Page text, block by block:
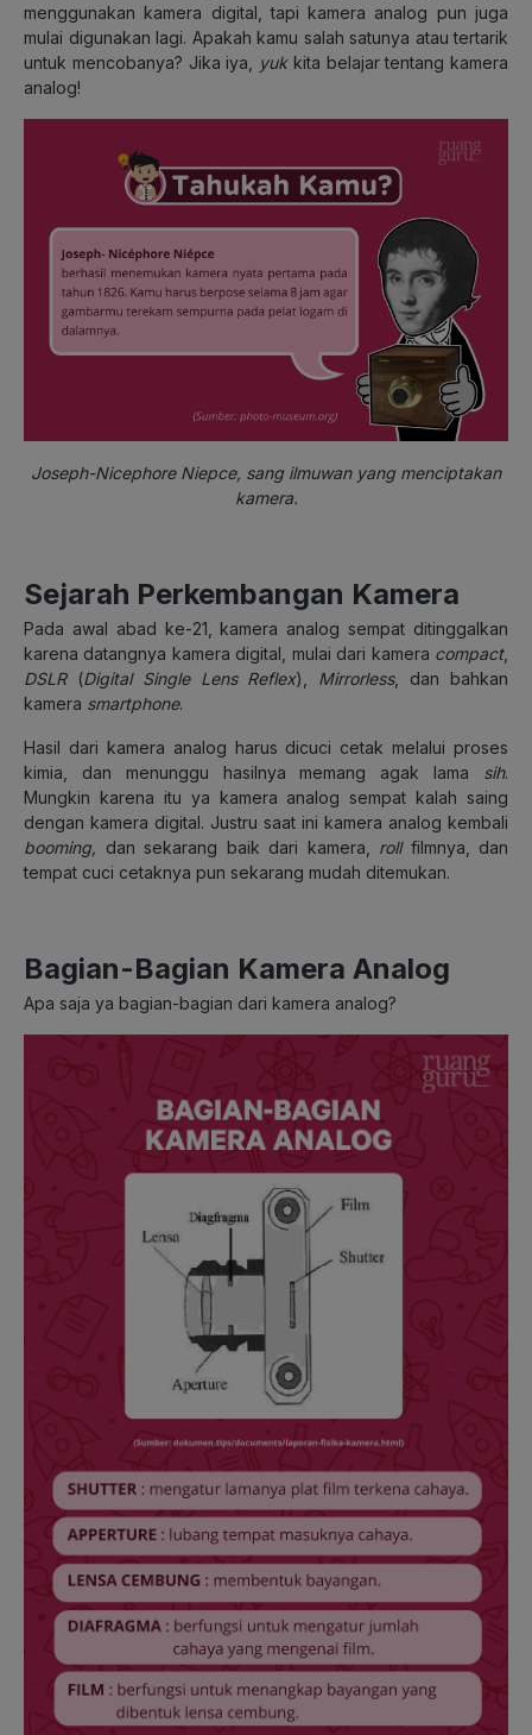
menggunakan kamera digital, tapi kamera analog pun juga
mulai digunakan lagi. Apakah kamu salah satunya atau tertarik
untuk mencobanya? Jika iya,
yuk kita belajar tentang kamera
analog!
Joseph-Nicephore Niepce, sang ilmuwan yang menciptakan
kamera.
Sejarah Perkembangan Kamera
Pada awal abad ke-21, kamera analog sempat ditinggalkan
karena datangnya kamera digital, mulai dari kamera compact,
DSLR(Digital Single Lens Reflex), Mirrorless, dan bahkan
kamera smartphone.
Hasil dari kamera analog harus dicuci cetak melalui proses
kimia, dan menunggu hasilnya memang agak lama sih.
Mungkin karena itu ya kamera analog sempat kalah saing
dengan kamera digital. Justru saat ini kamera analog kembali
booming, dan sekarang baik dari kamera, rollfilmnya, dan
tempat cuci cetaknya pun sekarang mudah ditemukan.
Bagian-Bagian Kamera Analog
Apa saja ya bagian-bagian dari kamera analog?